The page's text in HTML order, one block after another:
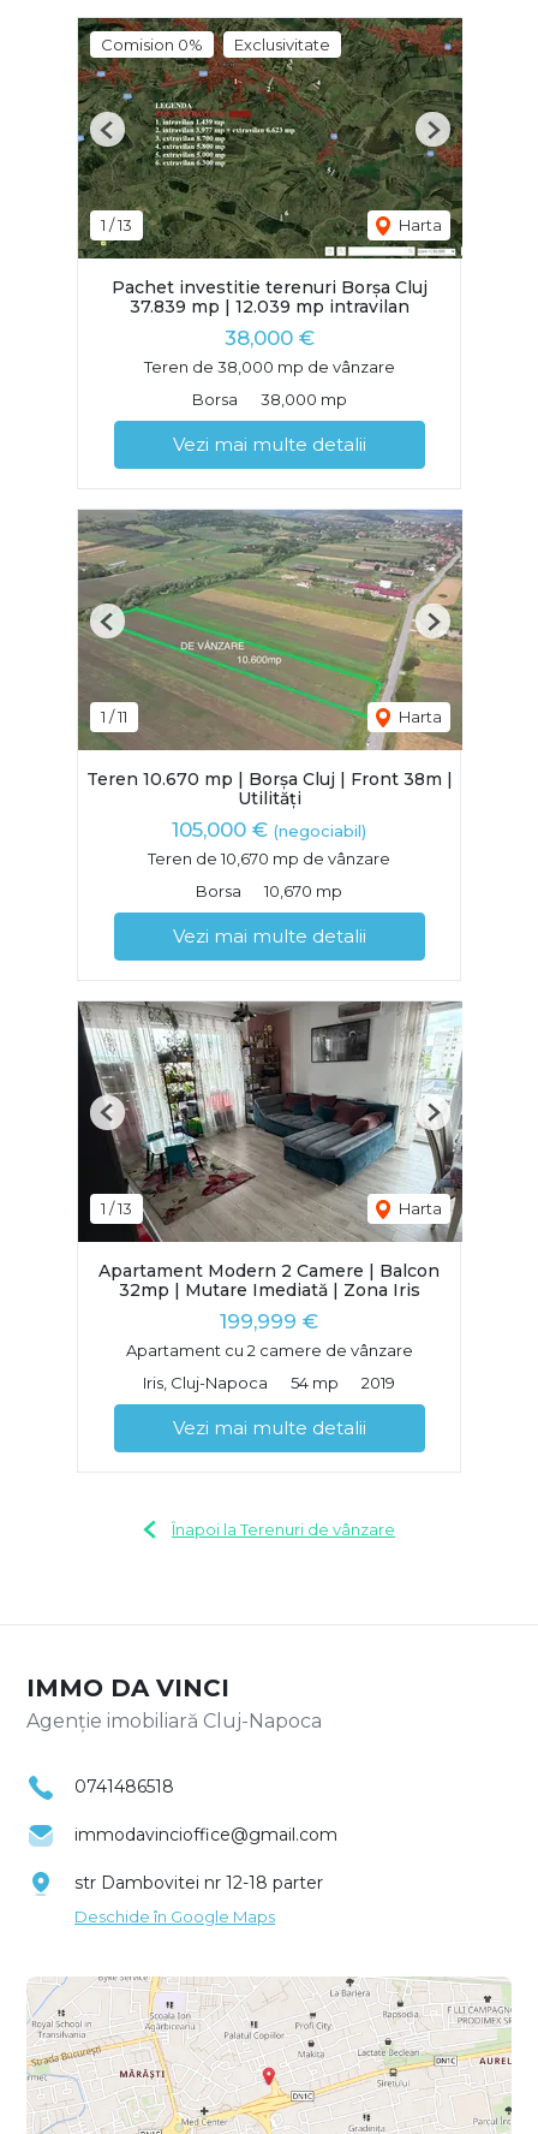
Comision 0% Exclusivitate
1 /13 Harta
Previous Next
Pachet investitie terenuri Borșa Cluj
37.839 mp | 12.039 mp intravilan
38,000 €
Teren de 38,000 mp de vânzare
Borsa
38,000 mp
Vezi mai multe detalii
1 /11 Harta
Previous Next
Teren 10.670 mp | Borșa Cluj | Front 38m |
Utilități
105,000 € (negociabil)
Teren de 10,670 mp de vânzare
Borsa
10,670 mp
Vezi mai multe detalii
1 /13 Harta
Previous Next
Apartament Modern 2 Camere | Balcon
32mp | Mutare Imediată | Zona Iris
199,999 €
Apartament cu 2 camere de vânzare
Iris, Cluj-Napoca
54 mp 2019
Vezi mai multe detalii
Înapoi la Terenuri de vânzare
IMMO DA VINCI
Agenție imobiliară Cluj-Napoca
0741486518
immodavincioffice@gmail.com
str Dambovitei nr 12-18 parter
Deschide în Google Maps